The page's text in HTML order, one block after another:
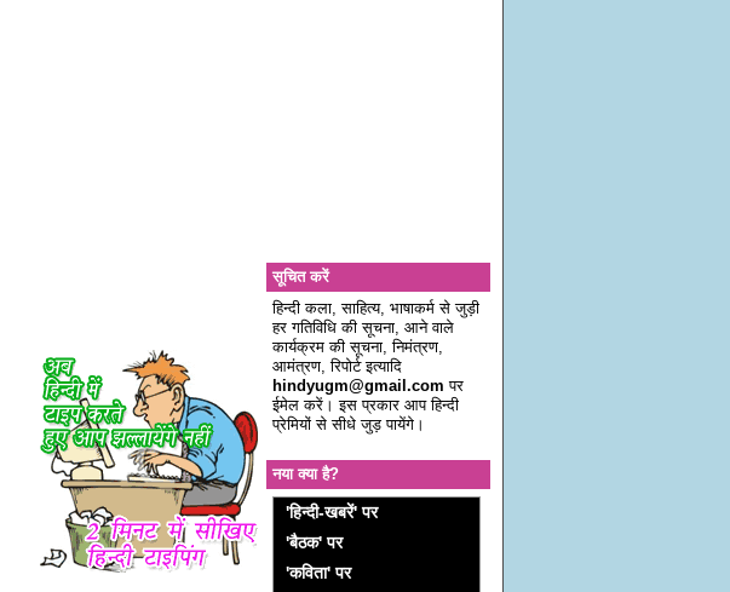
सूचित करें
हिन्दी कला, साहित्य, भाषाकर्म से जुड़ी
हर गतिविधि की सूचना, आने वाले
कार्यक्रम की सूचना, निमंत्रण,
आमंत्रण, रिपोर्ट इत्यादि
hindyugm@gmail.com पर
ईमेल करें। इस प्रकार आप हिन्दी
प्रेमियों से सीधे जुड़ पायेंगे।
नया क्या है?
'हिन्दी-खबरें' पर
'बैठक' पर
'कविता' पर